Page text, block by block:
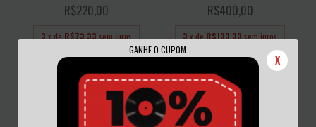
GANHE O CUPOM
X
R$220,00
3 x de R$73,33 sem juros
R$400,00
3 x de R$133,33 sem juros